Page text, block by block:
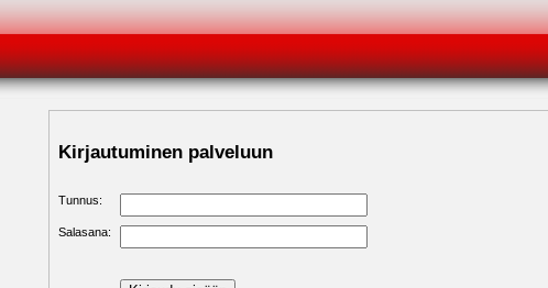
Kirjautuminen palveluun
Tunnus:
Salasana: